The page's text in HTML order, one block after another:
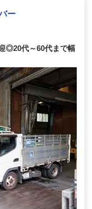
ー
◎20代～60代まで幅